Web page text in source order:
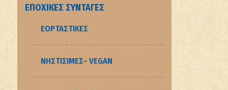
ΕΠΟΧΙΚΈΣ ΣΥΝΤΑΓΈΣ
ΕΟΡΤΑΣΤΙΚΈΣ
ΝΗΣΤΊΣΙΜΕΣ- VEGAN